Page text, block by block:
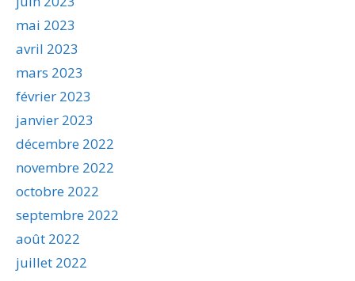
mai 2023
avril 2023
mars 2023
février 2023
janvier 2023
décembre 2022
novembre 2022
octobre 2022
septembre 2022
août 2022
juillet 2022